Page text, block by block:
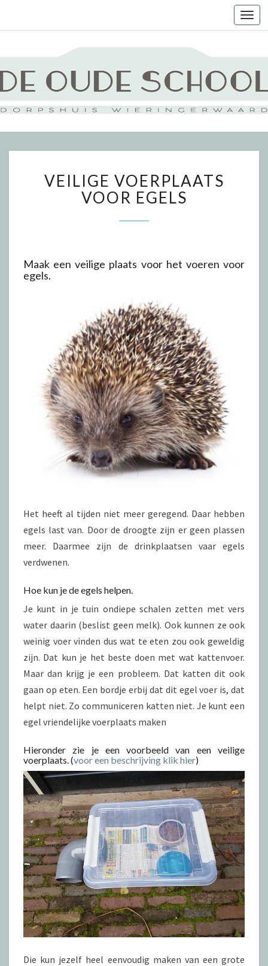
VOERPLAATS
VOOR
EGELS
VEILIGE VOERPLAATS
VOOR EGELS
Maak een veilige plaats voor het voeren voor
egels.
Het heeft al tijden niet meer geregend. Daar hebben
egels last van. Door de droogte zijn er geen plassen
meer. Daarmee zijn de drinkplaatsen vaar egels
verdwenen.
Hoe kun je de egels helpen.
Je kunt in je tuin ondiepe schalen zetten met vers
water daarin (beslist geen melk). Ook kunnen ze ook
weinig voer vinden dus wat te eten zou ook geweldig
zijn. Dat kun je het beste doen met wat kattenvoer.
Maar dan krijg je een probleem. Dat katten dit ook
gaan op eten. Een bordje erbij dat dit egel voer is, dat
helpt niet. Zo communiceren katten niet. Je kunt een
egel vriendelijke voerplaats maken
Hieronder zie je een voorbeeld van een veilige
voerplaats. (voor een beschrijving klik hier)
Die kun jezelf heel eenvoudig maken van een grote